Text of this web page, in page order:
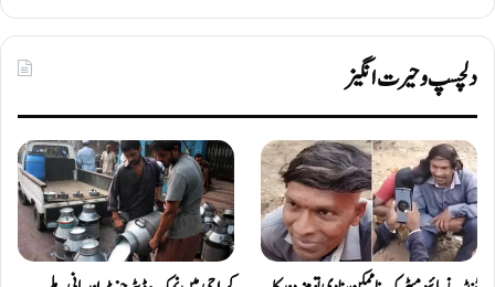
دلچسپ و حیرت انگیز